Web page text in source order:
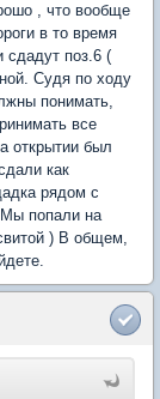
, что вообще
в то время
сдадут поз.6 (
Судя по ходу
понимать,
все
открытии был
как
рядом с
попали на
) В общем,